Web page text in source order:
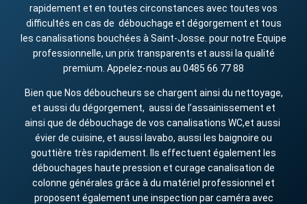
rapidement et en toutes circonstances avec toutes vos
difficultés en cas de débouchage et dégorgement et tous
les canalisations bouchées à Saint-Josse. pour notre Equipe
professionnelle, un prix transparents et aussi la qualité
premium. Appelez-nous au 0485 66 77 88
Bien que Nos déboucheurs se chargent ainsi du nettoyage,
et aussi du dégorgement, aussi de l’assainissement et
ainsi que de débouchage de vos canalisations WC,et aussi
évier de cuisine, et aussi lavabo, aussi les baignoire ou
gouttière très rapidement. Ils effectuent également les
débouchages haute pression et curage canalisation de
colonne générales grâce à du matériel professionnel et
proposent également une inspection par caméra avec